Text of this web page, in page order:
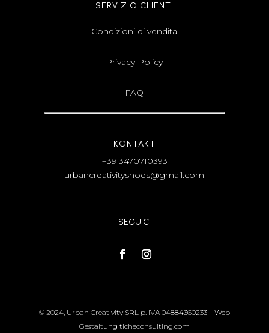
SERVIZIO CLIENTI
Condizioni di vendita
Privacy Policy
FAQ
KONTAKT
+39 3470710393
urbancreativityshoes@gmail.com
SEGUICI
© 2024, Urban Creativity SRL p. IVA 04884360233 – Web
Gestaltung ticheconsulting.com